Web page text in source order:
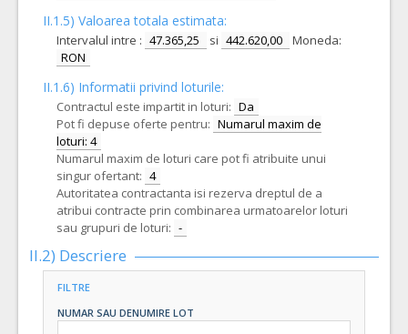
II.1.5) Valoarea totala estimata:
Intervalul intre : 47.365,25 si 442.620,00
Moneda:
RON
II.1.6) Informatii privind loturile:
Contractul este impartit in loturi: Da
Pot fi depuse oferte pentru: Numarul maxim de
loturi: 4
Numarul maxim de loturi care pot fi atribuite unui
singur ofertant: 4
Autoritatea contractanta isi rezerva dreptul de a
atribui contracte prin combinarea urmatoarelor loturi
sau grupuri de loturi: -
II.2) Descriere
FILTRE
NUMAR SAU DENUMIRE LOT